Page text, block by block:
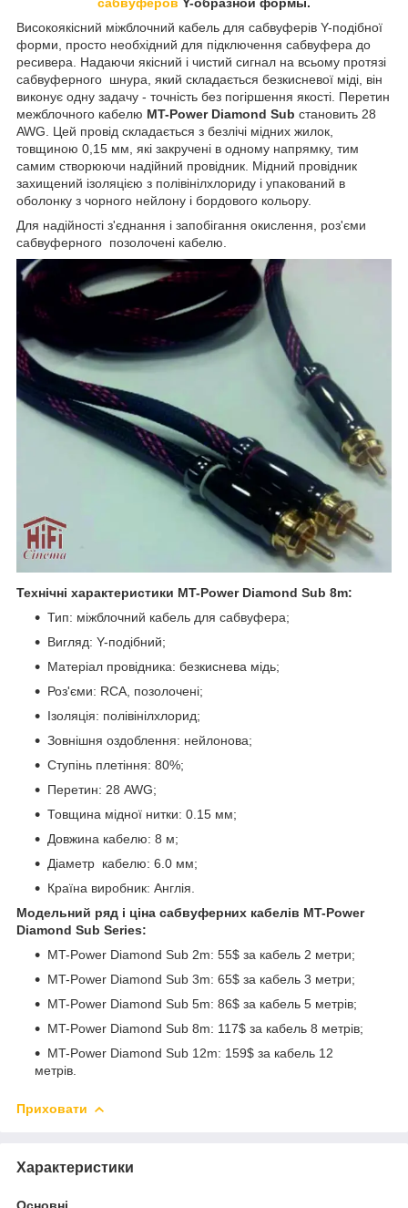
Високоякісний міжблочний кабель для сабвуферів Y-подібної
форми, просто необхідний для підключення сабвуфера до
ресивера. Надаючи якісний і чистий сигнал на всьому протязі
сабвуферного шнура, який складається безкисневої міді, він
виконує одну задачу - точність без погіршення якості. Перетин
межблочного кабелю MT-Power Diamond Sub становить 28
AWG . Цей провід складається з безлічі мідних жилок,
товщиною 0,15 мм, які закручені в одному напрямку, тим
самим створюючи надійний провідник. Мідний провідник
захищений ізоляцією з полівінілхлориду і упакований в
оболонку з чорного нейлону і бордового кольору.
Для надійності з'єднання і запобігання окислення, роз'єми
сабвуферного позолочені кабелю.
Технічні характеристики MT-Power Diamond Sub 8m:
Тип: міжблочний кабель для сабвуфера;
Вигляд: Y-подібний;
Матеріал провідника: безкиснева мідь;
Роз'єми: RCA , позолочені;
Ізоляція: полівінілхлорид;
Зовнішня оздоблення: нейлонова;
Ступінь плетіння: 80%;
Перетин: 28 AWG;
Товщина мідної нитки: 0.15 мм;
Довжина кабелю: 8 м;
Діаметр кабелю: 6.0 мм;
Країна виробник: Англія.
Модельний ряд і ціна сабвуферних кабелів MT-Power
Diamond Sub Series:
MT-Power Diamond Sub 2m: 55$ за кабель 2 метри;
MT-Power Diamond Sub 3m: 65$ за кабель 3 метри;
MT-Power Diamond Sub 5m: 86$ за кабель 5 метрів;
MT-Power Diamond Sub 8m: 117$ за кабель 8 метрів;
MT-Power Diamond Sub 12m: 159$ за кабель 12
метрів.
Приховати
Характеристики
Основні